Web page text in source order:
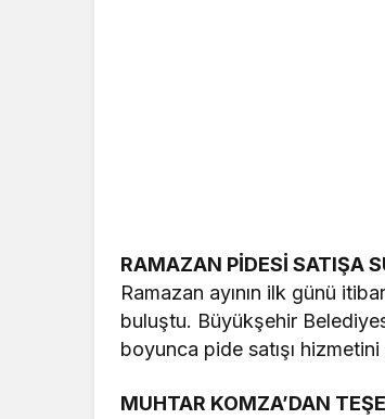
RAMAZAN PİDESİ SATIŞA
Ramazan ayının ilk günü
buluştu. Büyükşehir
boyunca pide satışı
MUHTAR KOMZA’DAN